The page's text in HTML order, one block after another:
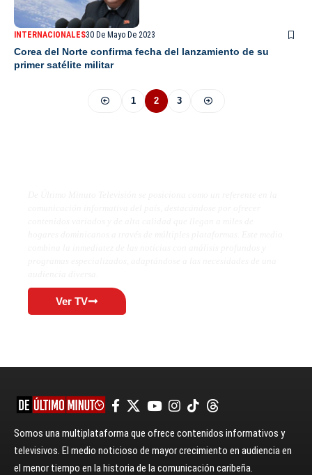
INTERNACIONALES30 De Mayo De 2023
Corea del Norte confirma fecha del lanzamiento de su
primer satélite militar
1 2 3
Ver TV
Somos una multiplataforma que ofrece contenidos informativos y
televisivos. El medio noticioso de mayor crecimiento en audiencia en
el menor tiempo en la historia de la comunicación caribeña.